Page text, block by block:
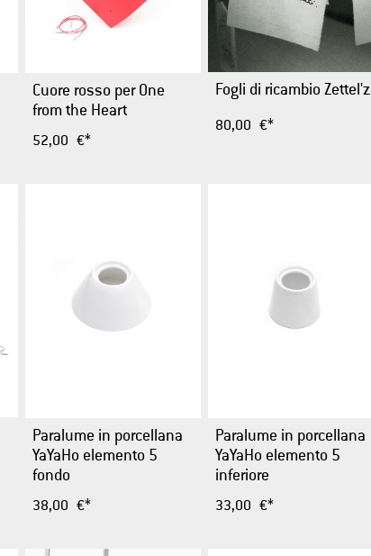
Cuore rosso per One
from the Heart
52,00 €*
Fogli di ricambio Zettel'z
80,00 €*
Paralume in porcellana
YaYaHo elemento 5
fondo
38,00 €*
Paralume in porcellana
YaYaHo elemento 5
inferiore
33,00 €*